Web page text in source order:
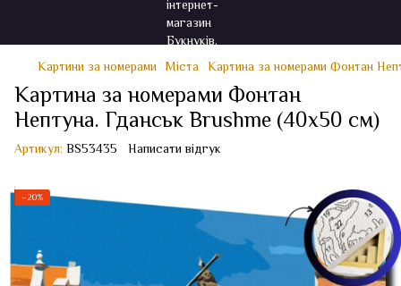
Картини за номерами Міста Картина за номерами Фонтан
Картина за номерами Фонтан
Нептуна. Гданськ Brushme (40x50 см)
Артикул: BS53435 Написати відгук
−20%